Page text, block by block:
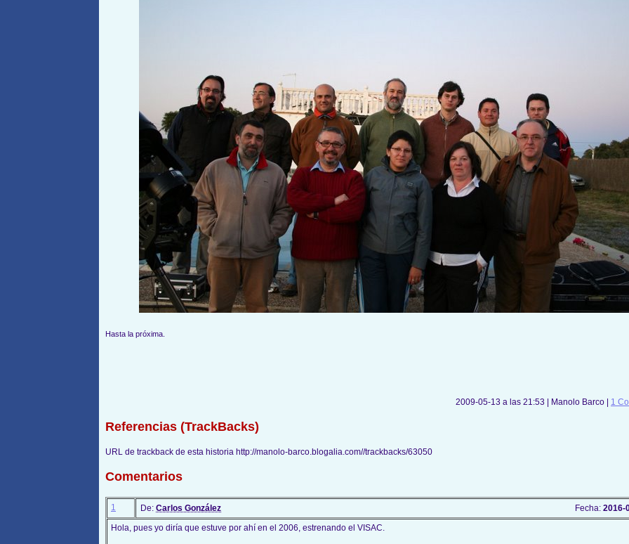
Hasta la próxima.
2009-05-13 a las 21:53 | Manolo Barco | 1
Referencias (TrackBacks)
URL de trackback de esta historia http://manolo-barco.blogalia.com//trackbacks/63050
Comentarios
1 De: Carlos González Fecha: 2016-
Hola, pues yo diría que estuve por ahí en el 2006, estrenando el VISAC.